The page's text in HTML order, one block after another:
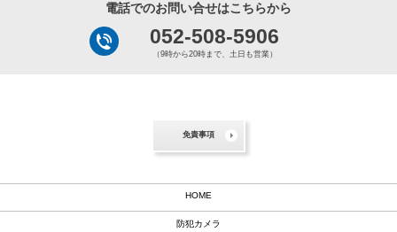
電話でのお問い合せはこちらから
052-508-5906
（9時から20時まで、土日も営業）
免責事項
HOME
防犯カメラ